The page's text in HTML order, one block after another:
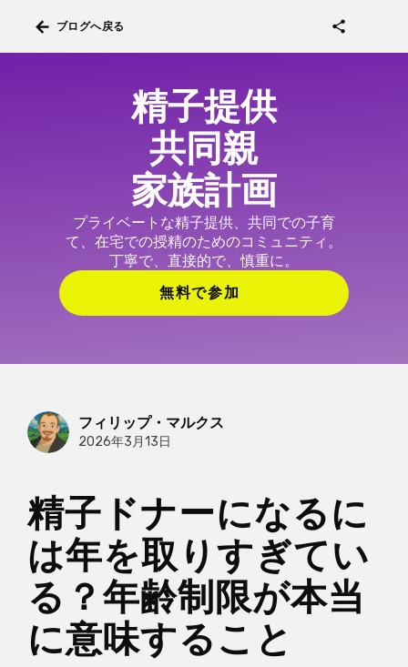
arrow_back ブログへ戻る share
精子提供
共同親
家族計画
プライベートな精子提供、共同での子育
て、在宅での授精のためのコミュニティ。
丁寧で、直接的で、慎重に。
無料で参加
フィリップ・マルクス
2026年3月13日
精子ドナーになるに
は年を取りすぎてい
る？年齢制限が本当
に意味すること